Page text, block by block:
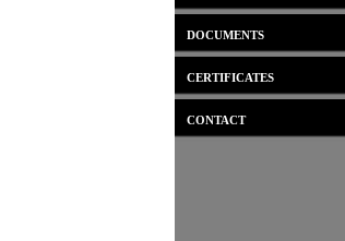
DOCUMENTS
CERTIFICATES
CONTACT